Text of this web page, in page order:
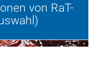
von RaT-